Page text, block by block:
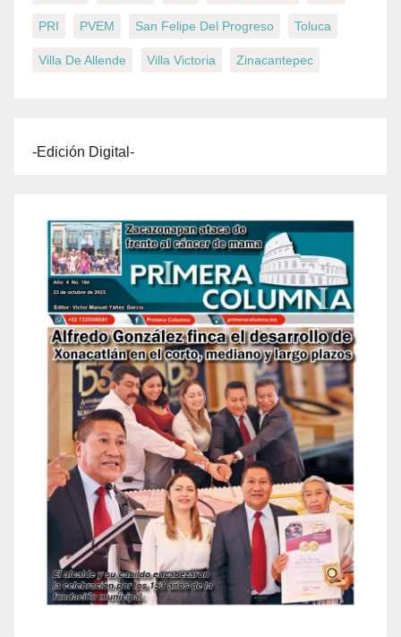
PRI PVEM San Felipe Del Progreso Toluca
Villa De Allende Villa Victoria Zinacantepec
-Edición Digital-